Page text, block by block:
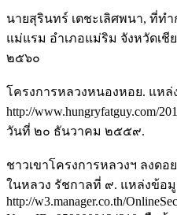
นายสุรินทร์ เตชะเลิศพนา, ที่ท
แม่แรม อำเภอแม่ริม จังหวัดเ
๒๕๖๐
โครงการหลวงหนองหอย. แห
http://www.hungryfatguy.com/
วันที่ ๒๐ ธันวาคม ๒๕๕๙.
ชาวเขาโครงการหลวงฯ ลงด
ในหลวง รัชกาลที่ ๙. แหล่งข้อ
http://w3.manager.co.th/